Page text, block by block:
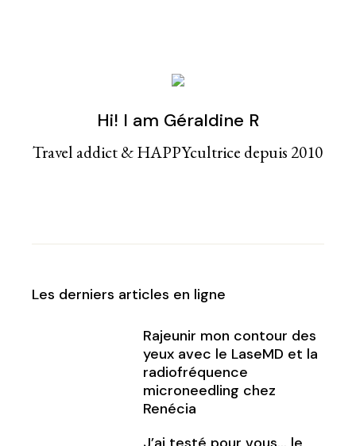
Hi! I am Géraldine R
Travel addict & HAPPYcultrice depuis 2010
Les derniers articles en ligne
Rajeunir mon contour des
yeux avec le LaseMD et la
radiofréquence
microneedling chez
Renécia